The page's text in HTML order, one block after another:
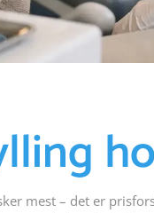
mest – det er